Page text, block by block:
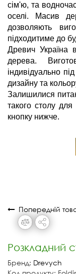
сім'ю, та
оселі. Масив
дозволяють
підходитиме до
Древич Україна
дерева.
індивідуально
дизайну та
Залишилися
такого столу
кнопку нижче.
Попередній
Розкладний
Бренд: Drevych